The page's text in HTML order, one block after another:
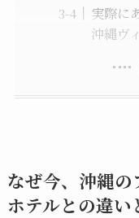
実際に
沖縄ヴ
なぜ今、沖縄の
ホテルとの違